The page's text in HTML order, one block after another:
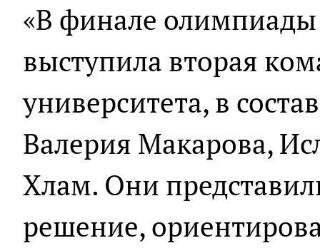
«В финале
выступила вторая
университета, в
Валерия Макарова,
Хлам. Они
решение,